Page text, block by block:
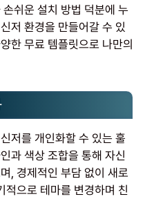
쉬운 설치 방법 덕분에 누
저 환경을 만들어갈 수 있
한 무료 템플릿으로 나만의
저를 개인화할 수 있는 훌
과 색상 조합을 통해 자신
, 경제적인 부담 없이 새로
적으로 테마를 변경하며 친